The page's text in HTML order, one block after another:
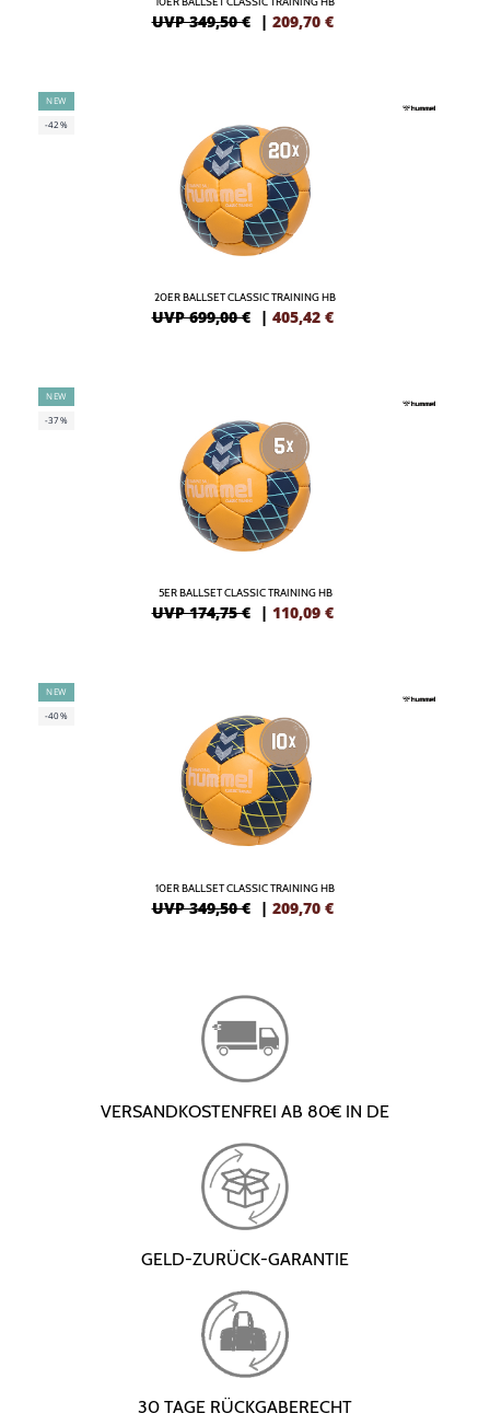
UVP 349,50 € | 209,70 €
NEW
-42%
20ER BALLSET CLASSIC TRAINING HB
UVP 699,00 € | 405,42 €
NEW
-37%
5ER BALLSET CLASSIC TRAINING HB
UVP 174,75 € | 110,09 €
NEW
-40%
10ER BALLSET CLASSIC TRAINING HB
UVP 349,50 € | 209,70 €
VERSANDKOSTENFREI AB 80€ IN DE
GELD-ZURÜCK-GARANTIE
30 TAGE RÜCKGABERECHT